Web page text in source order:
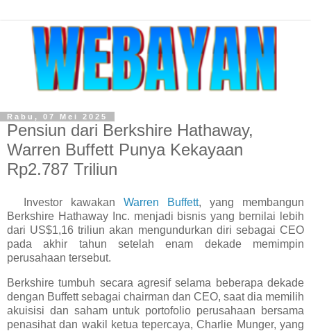
Rabu, 07 Mei 2025
Pensiun dari Berkshire Hathaway,
Warren Buffett Punya Kekayaan
Rp2.787 Triliun
Investor kawakan Warren Buffett, yang membangun
Berkshire Hathaway Inc. menjadi bisnis yang bernilai lebih
dari US$1,16 triliun akan mengundurkan diri sebagai CEO
pada akhir tahun setelah enam dekade memimpin
perusahaan tersebut.
Berkshire tumbuh secara agresif selama beberapa dekade
dengan Buffett sebagai chairman dan CEO, saat dia memilih
akuisisi dan saham untuk portofolio perusahaan bersama
penasihat dan wakil ketua tepercaya, Charlie Munger, yang